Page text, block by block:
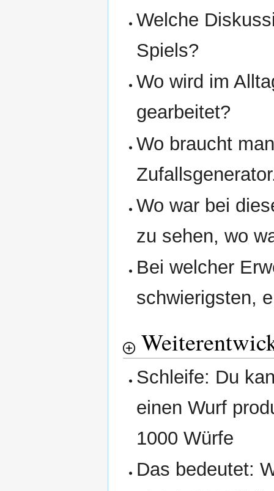
Welche
Spiels?
Wo wird im
gearbeitet?
Wo braucht
Wo war bei
zu sehen, wo
Bei welcher
schwierigsten,
Schleife: Du
einen Wurf
1000 Würfe
Das bedeutet: